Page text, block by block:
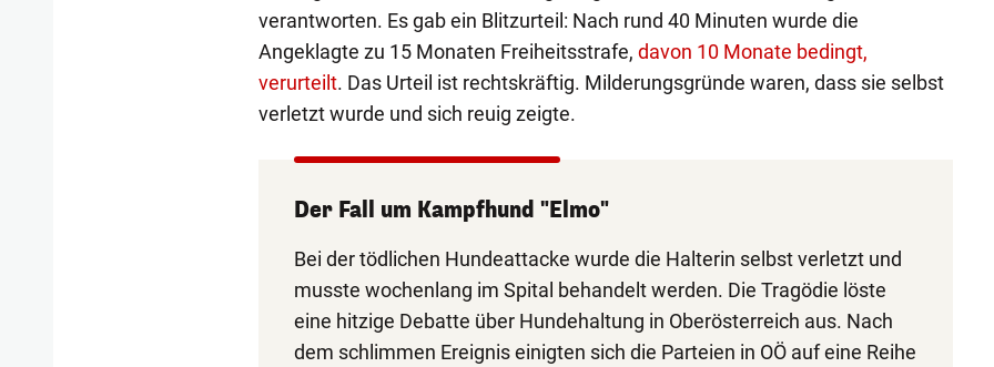
verantworten. Es gab ein Blitzurteil: Nach rund 40 Minuten wurde die
Angeklagte zu 15 Monaten Freiheitsstrafe, davon 10 Monate bedingt,
verurteilt. Das Urteil ist rechtskräftig. Milderungsgründe waren, dass sie selbst
verletzt wurde und sich reuig zeigte.
Der Fall um Kampfhund "Elmo"
Bei der tödlichen Hundeattacke wurde die Halterin selbst verletzt und
musste wochenlang im Spital behandelt werden. Die Tragödie löste
eine hitzige Debatte über Hundehaltung in Oberösterreich aus. Nach
dem schlimmen Ereignis einigten sich die Parteien in OÖ auf eine Reihe